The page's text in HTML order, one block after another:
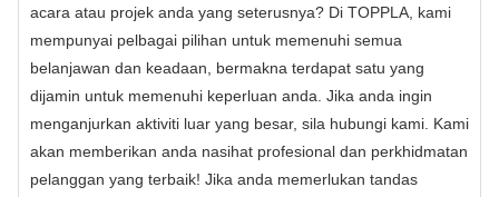
acara atau projek anda yang seterusnya? Di TOPPLA, kami
mempunyai pelbagai pilihan untuk memenuhi semua
belanjawan dan keadaan, bermakna terdapat satu yang
dijamin untuk memenuhi keperluan anda. Jika anda ingin
menganjurkan aktiviti luar yang besar, sila hubungi kami. Kami
akan memberikan anda nasihat profesional dan perkhidmatan
pelanggan yang terbaik! Jika anda memerlukan tandas